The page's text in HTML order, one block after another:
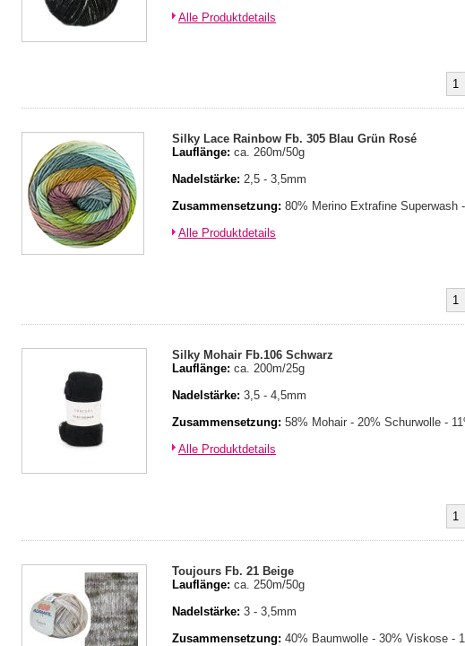
Alle Produktdetails
Silky Lace Rainbow Fb. 305 Blau Grün Rosé
Lauflänge: ca. 260m/50g
Nadelstärke: 2,5 - 3,5mm
Zusammensetzung: 80% Merino Extrafine Superwash
Alle Produktdetails
Silky Mohair Fb.106 Schwarz
Lauflänge: ca. 200m/25g
Nadelstärke: 3,5 - 4,5mm
Zusammensetzung: 58% Mohair - 20% Schurwolle -
Alle Produktdetails
Toujours Fb. 21 Beige
Lauflänge: ca. 250m/50g
Nadelstärke: 3 - 3,5mm
Zusammensetzung: 40% Baumwolle - 30% Viskose -